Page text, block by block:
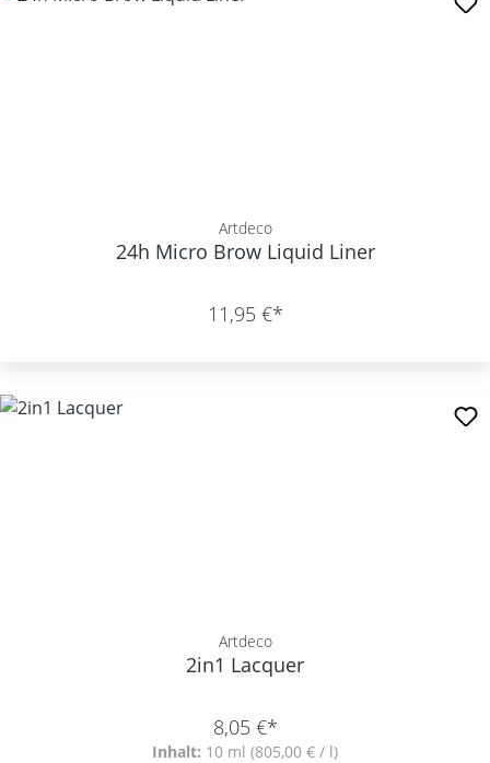
Artdeco
24h Micro Brow Liquid Liner
11,95 €*
Artdeco
2in1 Lacquer
8,05 €*
Inhalt: 10 ml (805,00 € / l)